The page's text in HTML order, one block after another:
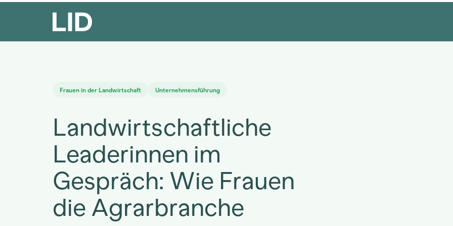
Frauen in der Landwirtschaft Unternehmensführung
Landwirtschaftliche
Leaderinnen im
Gespräch: Wie Frauen
die Agrarbranche